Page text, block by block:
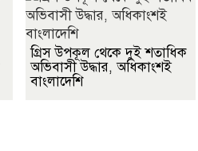
গ্রিস উপকূল থেকে দুই শতাধিক
অভিবাসী উদ্ধার, অধিকাংশই
বাংলাদেশি